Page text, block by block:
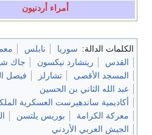
أمراء أردنيون
الكلمات الدالة: سوريا نابلس
القدس
ريتشارد نيكسون جاك
المسجد الأقصى
تشارلز فيصل
عبد الله الثاني بن الحسين
أكاديمية ساندهيرست العسكرية
معركة الكرامة
بوريس يلتسن
الجيش العربي الأردني